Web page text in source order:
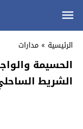
الرئيسية » مدارات
الحسيمة
الشريط